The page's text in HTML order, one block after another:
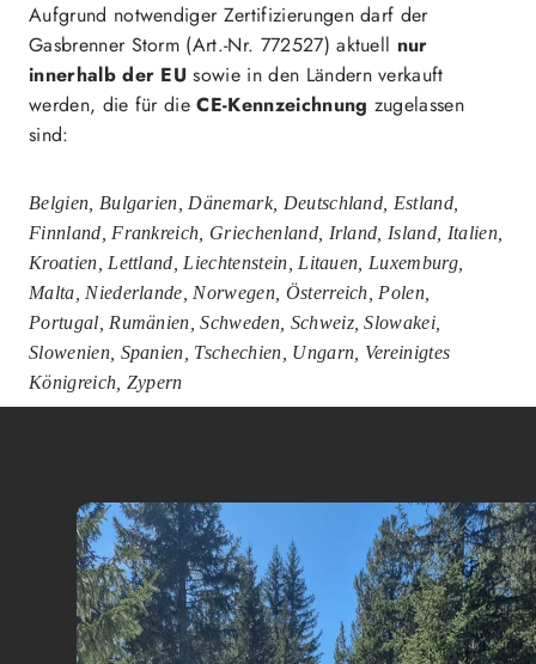
Aufgrund notwendiger Zertifizierungen darf der
Gasbrenner Storm (Art.-Nr. 772527) aktuell nur
innerhalb der EU sowie in den Ländern verkauft
werden, die für dieCE-Kennzeichnung zugelassen
sind:
Belgien, Bulgarien, Dänemark, Deutschland, Estland,
Finnland, Frankreich, Griechenland, Irland, Island, Italien,
Kroatien, Lettland, Liechtenstein, Litauen, Luxemburg,
Malta, Niederlande, Norwegen, Österreich, Polen,
Portugal, Rumänien, Schweden, Schweiz, Slowakei,
Slowenien, Spanien, Tschechien, Ungarn, Vereinigtes
Königreich, Zypern